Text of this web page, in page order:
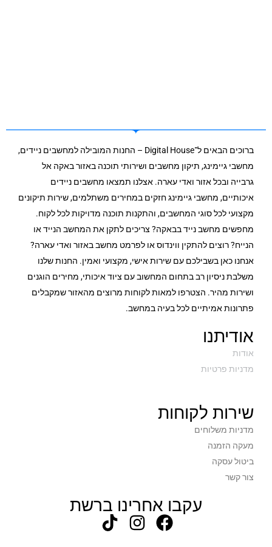
ברוכים הבאים ל־Digital House – החנות המובילה למחשבים ניידים,
מחשבי גיימינג, תיקון מחשבים ושירותי תוכנה באזור באקה אל
גרבייה ובכל אזור ואדי עארה. אצלנו תמצאו מחשבים ניידים
איכותיים, מחשבי גיימינג חזקים במחירים משתלמים, שירות תיקונים
מקצועי לכל סוגי המחשבים, והתקנות תוכנה מדויקות לכל לקוח.
מחפשים מחשב נייד בבאקה? צריכים לתקן את המחשב הנייד או
הנייח? רוצים להתקין ווינדוס או לפרמט מחשב באזור ואדי עארה?
אנחנו כאן בשבילכם עם שירות אישי, מקצועי ואמין. החנות שלנו
משלבת ניסיון רב בתחום המחשוב עם ציוד איכותי, מחירים הוגנים
ושירות מהיר. הצטרפו למאות לקוחות מרוצים מהאזור שמקבלים
פתרונות אמיתיים לכל בעיה במחשב.
אודיתנו
אודות
מדניות פרטיות
שירות לקוחות
מדניות משלוחים
מעקה הזמנה
ביטול עסקה
צור קשר
עקבו אחרינו ברשת